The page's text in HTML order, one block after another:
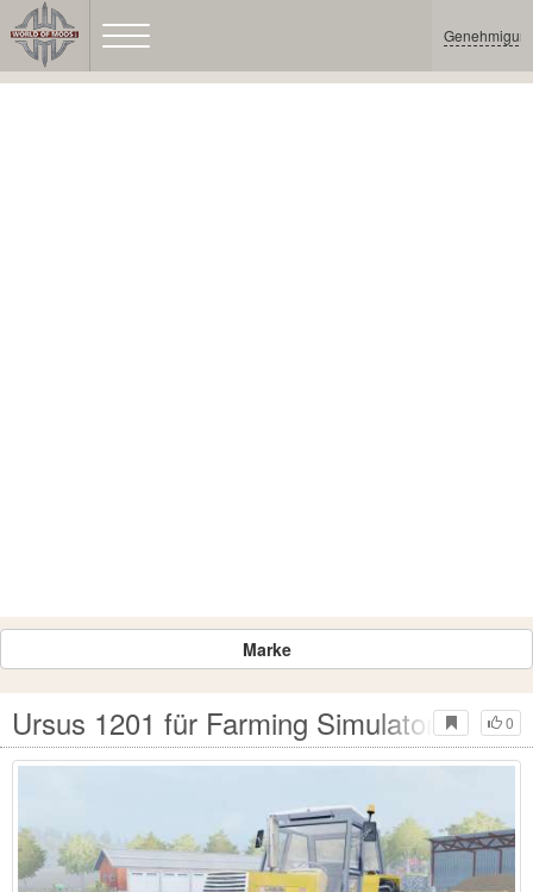
Marke
0
Ursus 1201 für Farming Simulator 2013